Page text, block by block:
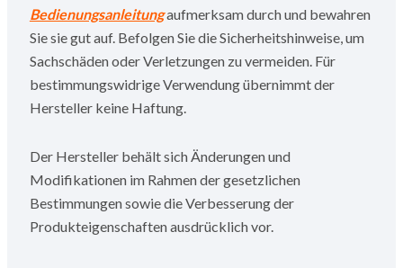
Bedienungsanleitungaufmerksam durch und bewahren
Sie sie gut auf. Befolgen Sie die Sicherheitshinweise, um
Sachschäden oder Verletzungen zu vermeiden. Für
bestimmungswidrige Verwendung übernimmt der
Hersteller keine Haftung.
Der Hersteller behält sich Änderungen und
Modifikationen im Rahmen der gesetzlichen
Bestimmungen sowie die Verbesserung der
Produkteigenschaften ausdrücklich vor.